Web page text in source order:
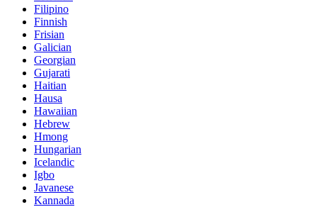
Filipino
Finnish
Frisian
Galician
Georgian
Gujarati
Haitian
Hausa
Hawaiian
Hebrew
Hmong
Hungarian
Icelandic
Igbo
Javanese
Kannada